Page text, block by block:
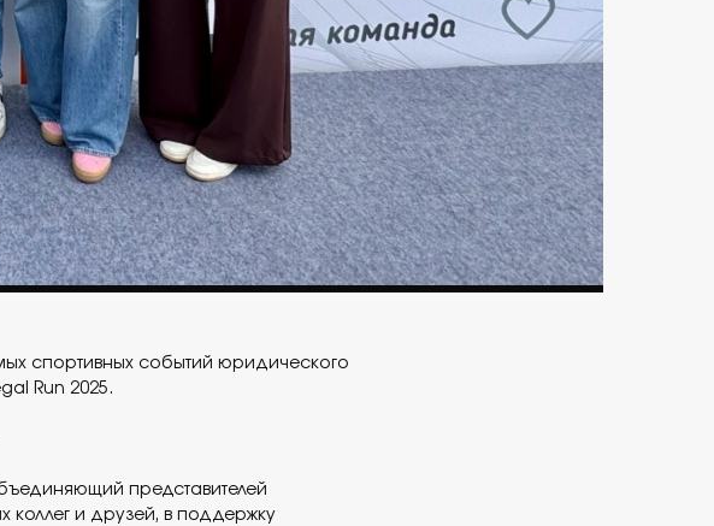
спортивных событий юридического
Run 2025.
представителей
и друзей, в поддержку